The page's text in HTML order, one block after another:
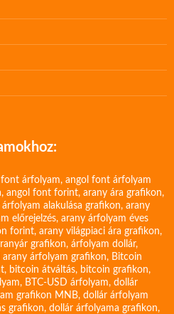
árfolyam, angol font árfolyam
, angol font forint, arany ára grafikon,
árfolyam alakulása grafikon, arany
előrejelzés, arany árfolyam éves
forint, arany világpiaci ára grafikon,
grafikon, árfolyam dollár,
arany árfolyam grafikon, Bitcoin
, bitcoin átváltás, bitcoin grafikon,
, BTC-USD árfolyam, dollár
grafikon MNB, dollár árfolyam
grafikon, dollár árfolyama grafikon,